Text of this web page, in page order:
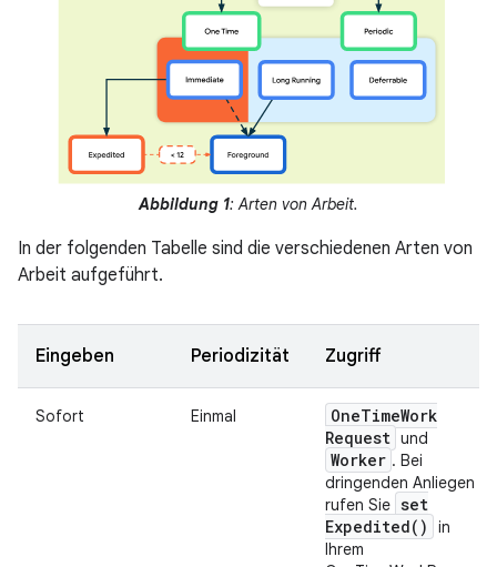
Abbildung 1: Arten von Arbeit.
In der folgenden Tabelle sind die verschiedenen Arten von
Arbeit aufgeführt.
Eingeben Periodizität Zugriff
Sofort Einmal OneTimeWork
Request und
Worker . Bei
dringenden Anliegen
rufen Sie set
Expedited( )
in
Ihrem